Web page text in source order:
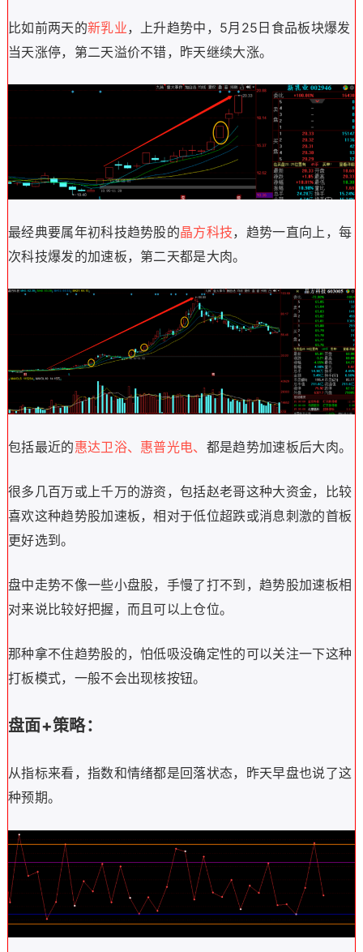
比如前两天的新乳业，上升趋势中，5月25日食品板块爆发
当天涨停，第二天溢价不错，昨天继续大涨。
最经典要属年初科技趋势股的晶方科技，趋势一直向上，每
次科技爆发的加速板，第二天都是大肉。
包括最近的惠达卫浴、惠普光电、 都是趋势加速板后大肉。
很多几百万或上千万的游资，包括赵老哥这种大资金，比较
喜欢这种趋势股加速板，相对于低位超跌或消息刺激的首板
更好选到。
盘中走势不像一些小盘股，手慢了打不到，趋势股加速板相
对来说比较好把握，而且 可以上仓位。
那种拿不住趋势股的，怕低吸没确定性的可以关注一下这种
打板模式，一般不会出现核按钮。
盘面+策略：
从指标来看，指数和情绪都是回落状态，昨天早盘也说了这
种预期。